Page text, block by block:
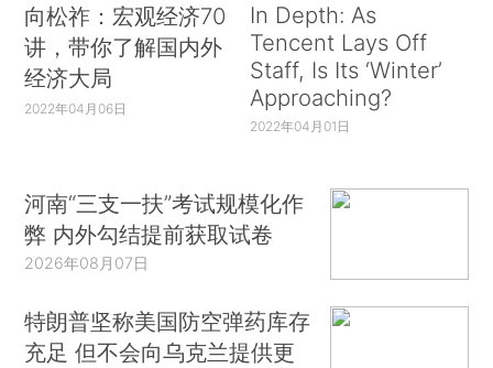
向松祚：宏观经济70
讲，带你了解国内外
经济大局
2022年04月06日
In Depth: As
Tencent Lays Off
Staff, Is Its ‘Winter’
Approaching?
2022年04月01日
河南“三支一扶”考试规模化作
弊 内外勾结提前获取试卷
2026年08月07日
特朗普坚称美国防空弹药库存
充足 但不会向乌克兰提供更